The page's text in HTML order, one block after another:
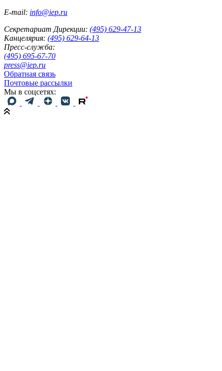
E-mail: info@iep.ru
Секретариат Дирекции: (495) 629-47-13
Канцелярия: (495) 629-64-13
Пресс-служба:
(495) 695-67-70
press@iep.ru
Обратная связь
Почтовые рассылки
Мы в соцсетях: